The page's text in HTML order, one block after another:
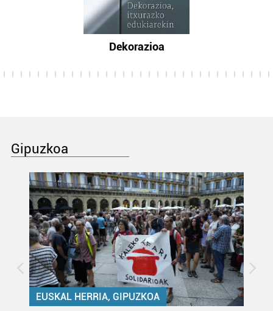
Dekorazioa
Gipuzkoa
EUSKAL HERRIA, GIPUZKOA